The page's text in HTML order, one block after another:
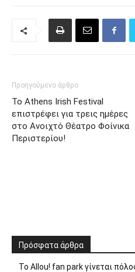
Προηγούμενο άρθρο
Το Athens Irish Festival
επιστρέφει για τρεις ημέρες
στο Ανοιχτό Θέατρο Φοίνικα
Περιστερίου!
Πρόσφατα άρθρα
Το Allou! fan park γίνεται